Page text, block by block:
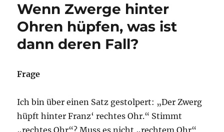
Wenn Zwerge hinter
Ohren hüpfen, was ist
dann deren Fall?
Frage
Ich bin über einen Satz gestolpert: „Der Zwerg
hüpft hinter Franz‘ rechtes Ohr.“ Stimmt
„rechtes Ohr“? Muss es nicht „rechtem Ohr“